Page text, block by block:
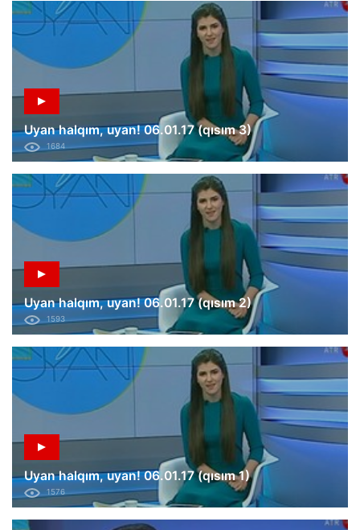
Uyan halqım, uyan! 06.01.17 (qısım 3)
1684
Uyan halqım, uyan! 06.01.17 (qısım 2)
1593
Uyan halqım, uyan! 06.01.17 (qısım 1)
1576